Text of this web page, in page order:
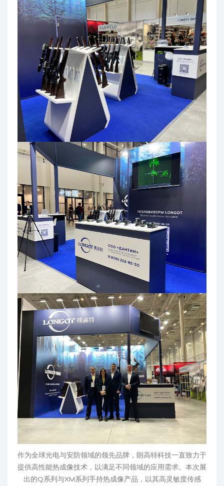
作为全球光电与安防领域的领先品牌，朗高特科技一直致力于
提供高性能热成像技术，以满足不同领域的应用需求。本次展
出的Q系列与XM系列手持热成像产品，以其高灵敏度传感